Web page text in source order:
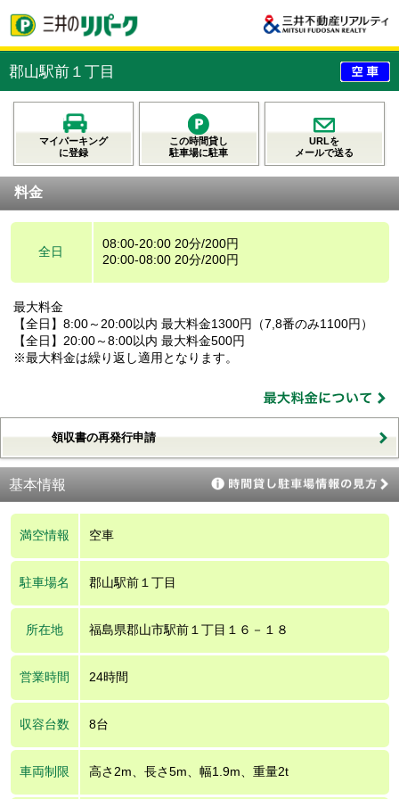
郡山駅前１丁目
マイパーキング
に登録
この時間貸し
駐車場に駐車
URLを
メールで送る
料金
全日
08:00-20:00 20分/200円
20:00-08:00 20分/200円
最大料金
【全日】8:00～20:00以内 最大料金1300円（7,8番のみ1100円）
【全日】20:00～8:00以内 最大料金500円
※最大料金は繰り返し適用となります。
領収書の再発行申請
基本情報
満空情報 空車
駐車場名 郡山駅前１丁目
所在地 福島県郡山市駅前１丁目１６－１８
営業時間 24時間
収容台数 8台
車両制限 高さ2m、長さ5m、幅1.9m、重量2t